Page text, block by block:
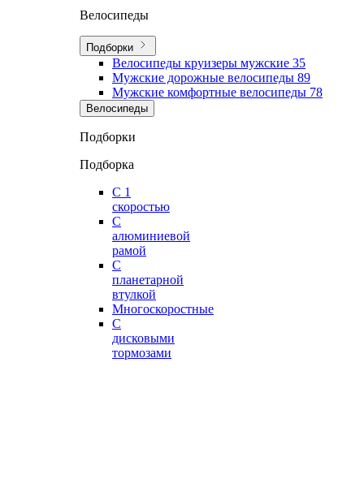
Велосипеды
Подборки
Велосипеды круизеры мужские 35
Мужские дорожные велосипеды 89
Мужские комфортные велосипеды 78
Велосипеды
Подборки
Подборка
С 1
скоростью
С
алюминиевой
рамой
С
планетарной
втулкой
Многоскоростные
С
дисковыми
тормозами